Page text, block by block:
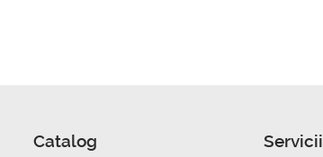
Catalog Servicii